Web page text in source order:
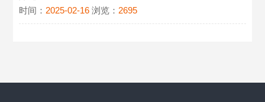
时间：2025-02-16 浏览：2695